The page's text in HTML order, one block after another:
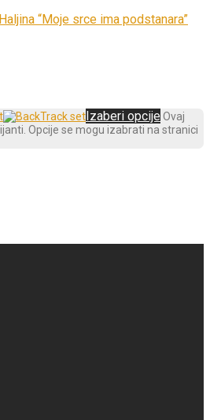
“Moje srce ima podstanara”
Izaberi opcije Ovaj
Opcije se mogu izabrati na stranici